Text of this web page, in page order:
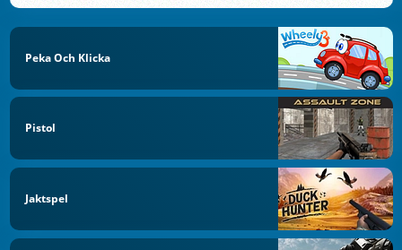
Peka Och Klicka
Pistol
Jaktspel